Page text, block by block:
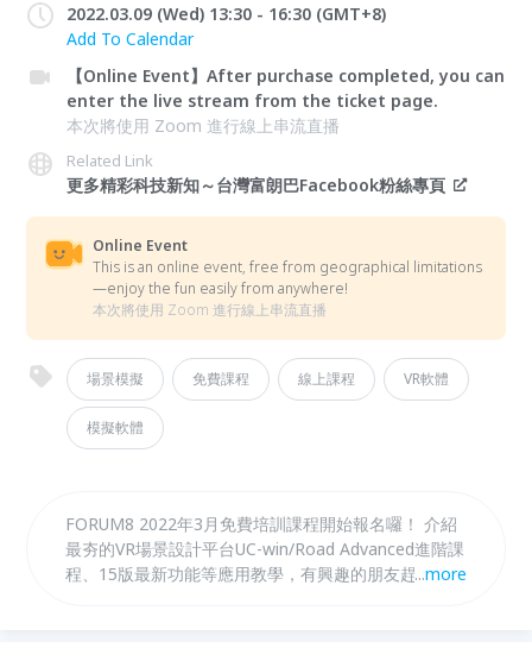
2022.03.09 (Wed) 13:30 - 16:30 (GMT+8)
Add To Calendar
【Online Event】After purchase completed, you can
enter the live stream from the ticket page.
本次將使用 Zoom 進行線上串流直播
Related Link
更多精彩科技新知～台灣富朗巴Facebook粉絲專頁
Online Event
This is an online event, free from geographical limitations
—enjoy the fun easily from anywhere!
本次將使用 Zoom 進行線上串流直播
場景模擬 免費課程 線上課程 VR軟體
模擬軟體
FORUM8 2022年3月免費培訓課程開始報名囉！ 介紹
最夯的VR場景設計平台UC-win/Road Advanced進階課
程、15版最新功能等應用教學，有興趣的朋友趕快把
...more